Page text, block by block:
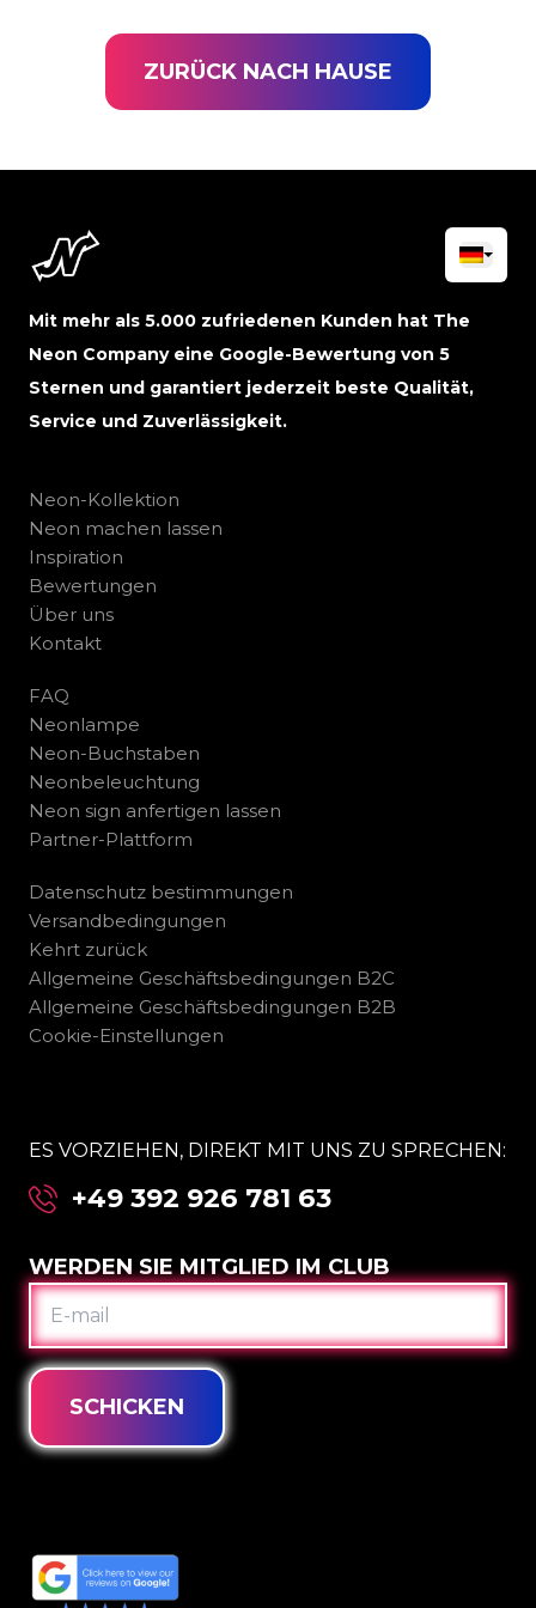
ZURÜCK NACH HAUSE
Mit mehr als 5.000 zufriedenen Kunden hat The
Neon Company eine Google-Bewertung von 5
Sternen und garantiert jederzeit beste Qualität,
Service und Zuverlässigkeit.
Neon-Kollektion
Neon machen lassen
Inspiration
Bewertungen
Über uns
Kontakt
FAQ
Neonlampe
Neon-Buchstaben
Neonbeleuchtung
Neon sign anfertigen lassen
Partner-Plattform
Datenschutz bestimmungen
Versandbedingungen
Kehrt zurück
Allgemeine Geschäftsbedingungen B2C
Allgemeine Geschäftsbedingungen B2B
Cookie-Einstellungen
ES VORZIEHEN, DIREKT MIT UNS ZU SPRECHEN:
+49 392 926 781 63
WERDEN SIE MITGLIED IM CLUB
E-
MAIL
SCHICKEN